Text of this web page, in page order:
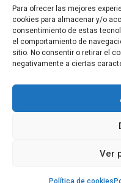
Para ofrecer las mejores
cookies para almacenar y/o
consentimiento de estas
el comportamiento de
sitio. No consentir o retirar el
negativamente a ciertas
Ver
Política de cookies
Puedes
© 2026 Todos los